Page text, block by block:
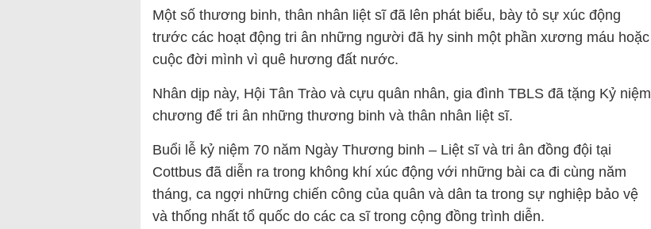
Một số thương binh, thân nhân liệt sĩ đã lên phát biểu, bày tỏ sự xúc động
trước các hoạt động tri ân những người đã hy sinh một phần xương máu hoặc
cuộc đời mình vì quê hương đất nước.
Nhân dịp này, Hội Tân Trào và cựu quân nhân, gia đình TBLS đã tặng Kỷ niệm
chương để tri ân những thương binh và thân nhân liệt sĩ.
Buổi lễ kỷ niệm 70 năm Ngày Thương binh – Liệt sĩ và tri ân đồng đội tại
Cottbus đã diễn ra trong không khí xúc động với những bài ca đi cùng năm
tháng, ca ngợi những chiến công của quân và dân ta trong sự nghiệp bảo vệ
và thống nhất tổ quốc do các ca sĩ trong cộng đồng trình diễn.